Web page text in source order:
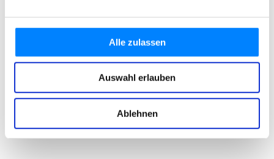
Alle zulassen
Auswahl erlauben
Ablehnen